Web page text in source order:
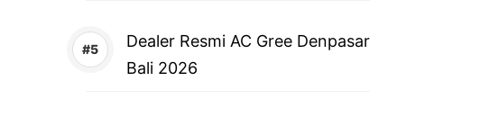
Dealer Resmi AC Gree Denpasar
Bali 2026